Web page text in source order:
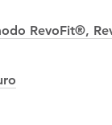
RevoFit®,